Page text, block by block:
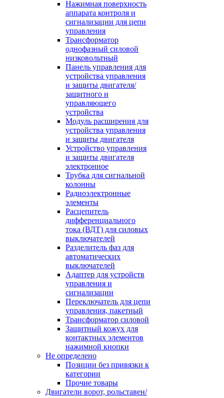
Нажимная поверхность
аппарата контроля и
сигнализации для цепи
управления
Трансформатор
однофазный силовой
низковольтный
Панель управления для
устройства управления
и защиты двигателя/
защитного и
управляющего
устройства
Модуль расширения для
устройства управления
и защиты двигателя
Устройство управления
и защиты двигателя
электронное
Трубка для сигнальной
колонны
Радиоэлектронные
элементы
Расцепитель
дифференциального
тока (ВДТ) для силовых
выключателей
Разделитель фаз для
автоматических
выключателей
Адаптер для устройств
управления и
сигнализации
Переключатель для цепи
управления, пакетный
Трансформатор силовой
Защитный кожух для
контактных элементов
нажимной кнопки
Не определено
Позиции без привязки к
категории
Прочие товары
Двигатели ворот, рольставен/